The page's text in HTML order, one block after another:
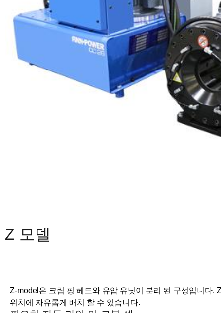
Z 모델
Z-model은 크림 핑 헤드와 유압 유닛이 분리 된 구성입니다.
위치에 자유롭게 배치 할 수 있습니다.